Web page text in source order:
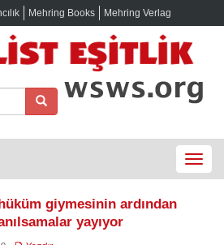
Mehring Books Mehring Verlag
Toggle
giymesinin ardından
yayıyor